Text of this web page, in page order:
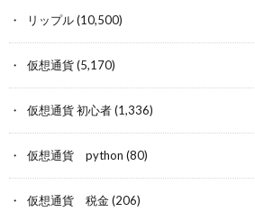
リップル(10,500)
仮想通貨(5,170)
仮想通貨 初心者(1,336)
仮想通貨 python (80)
仮想通貨 税金(206)